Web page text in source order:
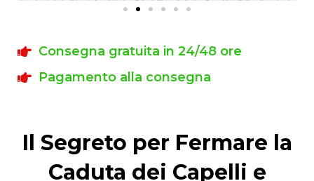
Consegna gratuita in 24/48 ore
Pagamento alla consegna
Il Segreto per Fermare la
Caduta dei Capelli e